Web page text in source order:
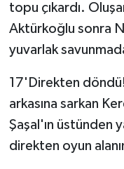
topu çıkardı.
Aktürkoğlu sonra
yuvarlak
17'Direkten
arkasına sarkan
Şaşal'ın üstünden
direkten oyun